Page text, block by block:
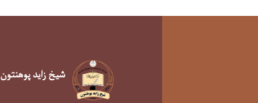
شیخ زاید پوهنتون